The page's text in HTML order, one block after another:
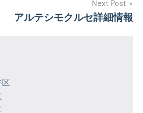
Next Post
アルテシモクルセ詳細情報